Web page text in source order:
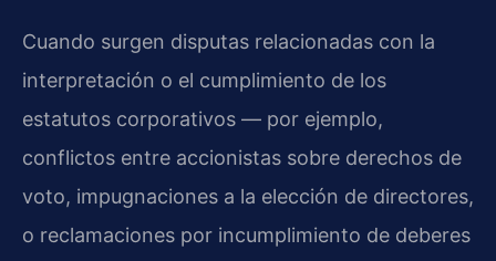
Cuando surgen disputas relacionadas con la
interpretación o el cumplimiento de los
estatutos corporativos — por ejemplo,
conflictos entre accionistas sobre derechos de
voto, impugnaciones a la elección de directores,
o reclamaciones por incumplimiento de deberes